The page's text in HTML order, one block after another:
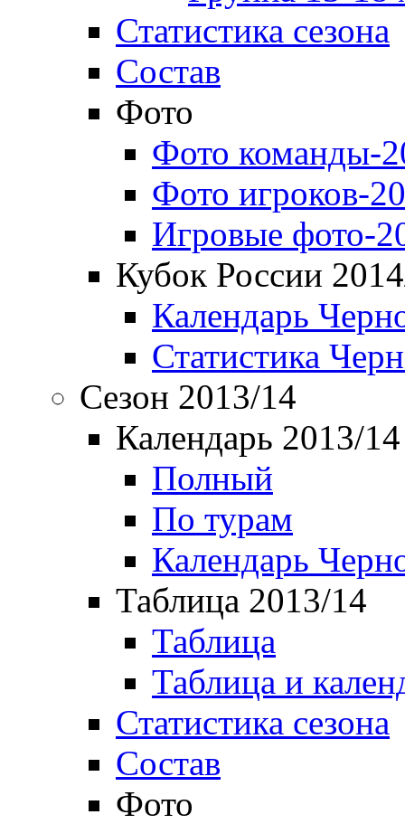
Статистика сезона
Состав
Фото
Фото команды-
Фото игроков-
Игровые фото-
Кубок России
Календарь
Статистика
Сезон 2013/14
Календарь 2013/14
Полный
По турам
Календарь
Таблица 2013/14
Таблица
Таблица и
Статистика сезона
Состав
Фото